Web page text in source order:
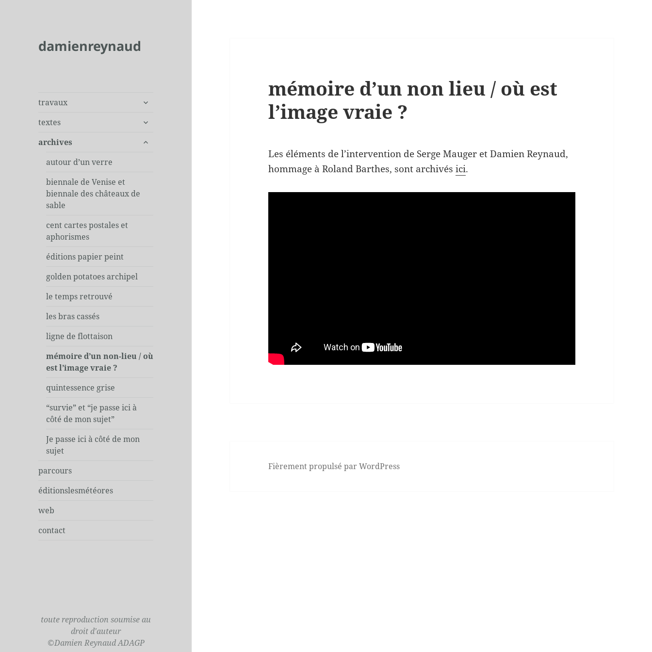
damienreynaud
travaux
ouvrir
sous-
textes
ouvrir
sous-
archives
ouvrir
autour d’un verre
biennale de Venise et
biennale des châteaux de
sable
cent cartes postales et
aphorismes
éditions papier peint
golden potatoes archipel
le temps retrouvé
les bras cassés
ligne de flottaison
mémoire d’un non-lieu / où
est l’image vraie ?
quintessence grise
“survie” et “je passe ici à
côté de mon sujet”
Je passe ici à côté de mon
sujet
parcours
éditionslesmétéores
web
contact
toute reproduction soumise au
droit d'auteur
©Damien Reynaud ADAGP
mémoire d’un non lieu / où est
l’image vraie ?
Les éléments de l’intervention de Serge Mauger et Damien Reynaud,
hommage à Roland Barthes, sont archivésici.
Fièrement propulsé par WordPress